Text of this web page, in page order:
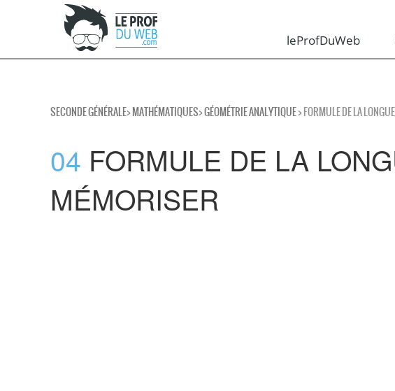
leProfDuWeb
SECONDE GÉNÉRALE>MATHÉMATIQUES>GÉOMÉTRIE ANALYTIQUE> FORMULE DE LA
04 FORMULE DE LA
MÉMORISER